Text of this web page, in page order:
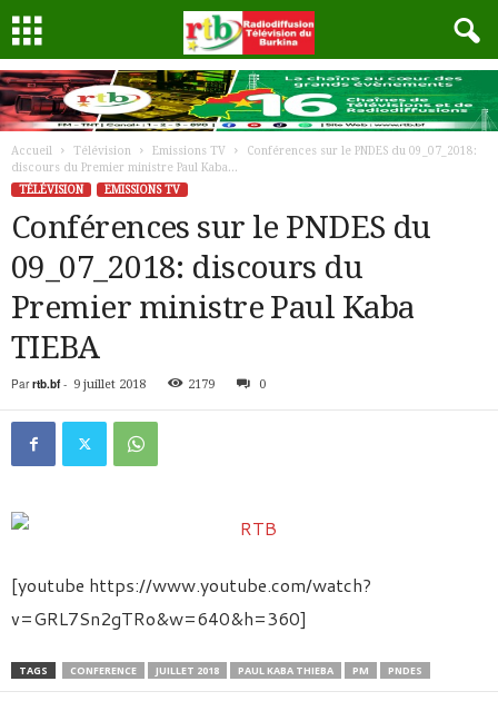
Accueil Télévision Emissions TV
Conférences sur le PNDES du 09_07_2018:
discours du Premier ministre Paul Kaba...
TÉLÉVISION
EMISSIONS TV
Conférences sur le PNDES du
09_07_2018: discours du
Premier ministre Paul Kaba
TIEBA
Par rtb.bf- 9 juillet 2018 2179 0
[youtube https://www.youtube.com/watch?
v=GRL7Sn2gTRo&w=640&h=360]
TAGS CONFERENCE JUILLET 2018 PAUL KABA THIEBA PM PNDES